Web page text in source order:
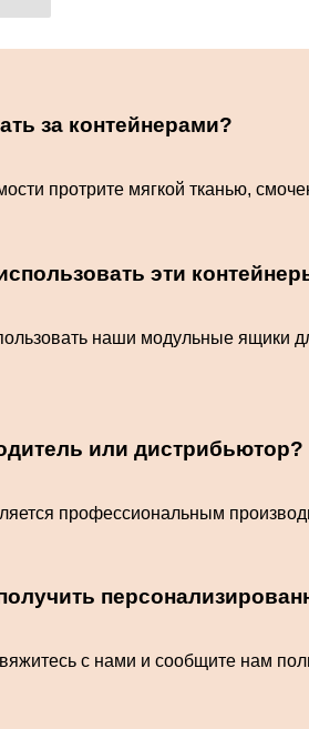
за контейнерами?
протрите мягкой тканью,
эти
наши модульные ящики
или дистрибьютор?
профессиональным
с нами и сообщите нам